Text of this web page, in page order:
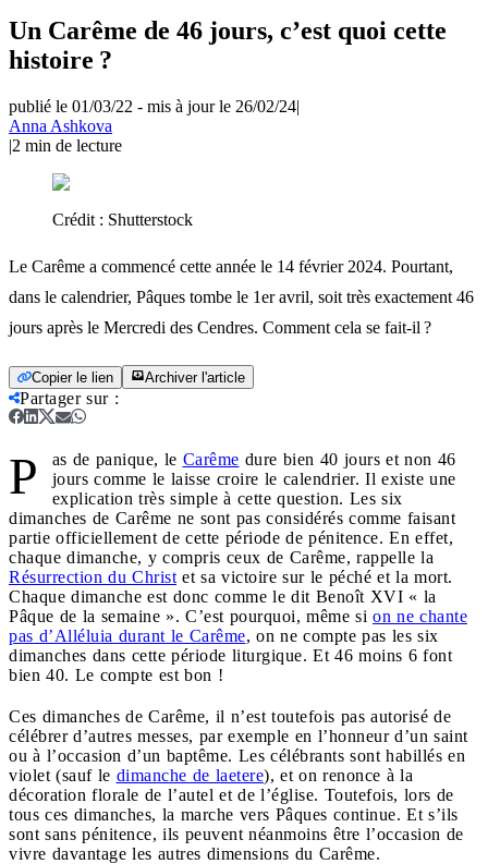
Un Carême de 46 jours, c’est quoi cette
histoire ?
publié le 01/03/22 - mis à jour le 26/02/24|
Anna Ashkova
|2 min de lecture
Crédit : Shutterstock
Le Carême a commencé cette année le 14 février 2024. Pourtant,
dans le calendrier, Pâques tombe le 1er avril, soit très exactement 46
jours après le Mercredi des Cendres. Comment cela se fait-il ?
Copier le lien Archiver l'article
Partager sur:
P as de panique, le Carême dure bien 40 jours et non 46
jours comme le laisse croire le calendrier. Il existe une
explication très simple à cette question. Les six
dimanches de Carême ne sont pas considérés comme faisant
partie officiellement de cette période de pénitence. En effet,
chaque dimanche, y compris ceux de Carême, rappelle la
Résurrection du Christ et sa victoire sur le péché et la mort.
Chaque dimanche est donc comme le dit Benoît XVI « la
Pâque de la semaine ». C’est pourquoi, même si on ne chante
pas d’Alléluia durant le Carême, on ne compte pas les six
dimanches dans cette période liturgique. Et 46 moins 6 font
bien 40. Le compte est bon !
Ces dimanches de Carême, il n’est toutefois pas autorisé de
célébrer d’autres messes, par exemple en l’honneur d’un saint
ou à l’occasion d’un baptême. Les célébrants sont habillés en
violet (sauf le dimanche de laetere), et on renonce à la
décoration florale de l’autel et de l’église. Toutefois, lors de
tous ces dimanches, la marche vers Pâques continue. Et s’ils
sont sans pénitence, ils peuvent néanmoins être l’occasion de
vivre davantage les autres dimensions du Carême.